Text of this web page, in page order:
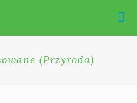
(Przyroda)